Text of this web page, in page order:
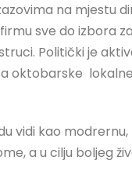
na mjestu
sve do izbora
Politički je
oktobarske
vidi kao
a u cilju boljeg